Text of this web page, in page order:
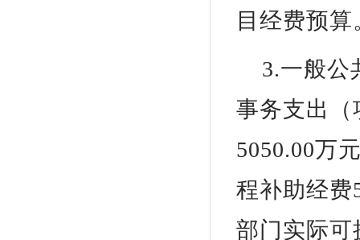
目经费预算
3.一般公
事务支出（
5050.00万
程补助经费
部门实际可